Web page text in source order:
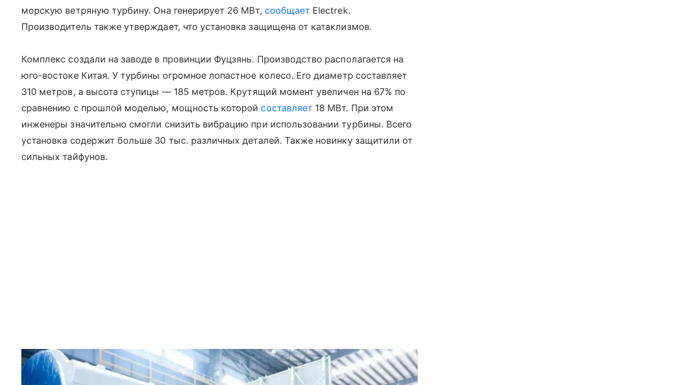
морскую ветряную турбину. Она генерирует 26 МВт, сообщает Electrek.
Производитель также утверждает, что установка защищена от катаклизмов.
Комплекс создали на заводе в провинции Фуцзянь. Производство располагается на
юго-востоке Китая. У турбины огромное лопастное колесо. Его диаметр составляет
310 метров, а высота ступицы — 185 метров. Крутящий момент увеличен на 67% по
сравнению с прошлой моделью, мощность которой составляет 18 МВт. При этом
инженеры значительно смогли снизить вибрацию при использовании турбины. Всего
установка содержит больше 30 тыс. различных деталей. Также новинку защитили от
сильных тайфунов.